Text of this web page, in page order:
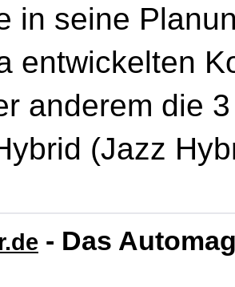
in seine
entwickelten
anderem die
(Jazz
- Das